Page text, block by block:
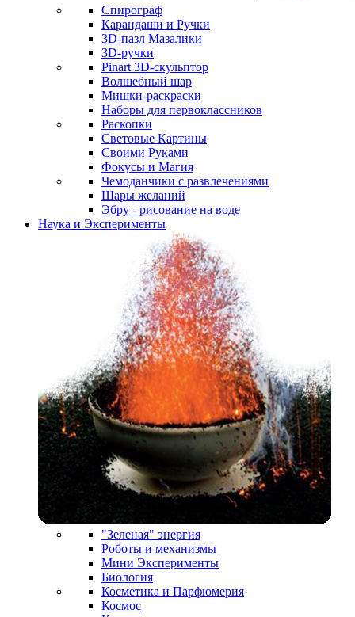
Спирограф
Карандаши и Ручки
3D-пазл Мазалики
3D-ручки
Pinart 3D-скульптор
Волшебный шар
Мишки-раскраски
Наборы для первоклассников
Раскопки
Световые Картины
Своими Руками
Фокусы и Магия
Чемоданчики с развлечениями
Шары желаний
Эбру - рисование на воде
Наука и Эксперименты
"Зеленая" энергия
Роботы и механизмы
Мини Эксперименты
Биология
Косметика и Парфюмерия
Космос